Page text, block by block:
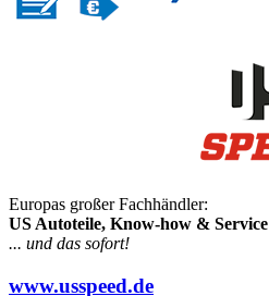
Europas großer Fachhändler:
US Autoteile, Know-how & Service
... und das sofort!
www.usspeed.de